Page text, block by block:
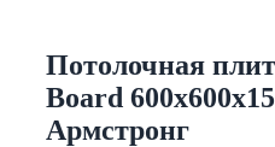
Потолочная
Board
Армстронг